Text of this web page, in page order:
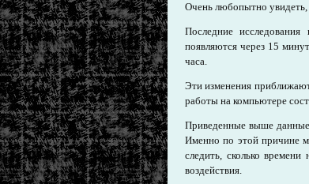
Очень любопытно увидеть,
Последние
появляются через 15
часа.
Эти изменения
работы на компьютере
Приведенные выше
Именно по этой причине
следить, сколько
воздействия.